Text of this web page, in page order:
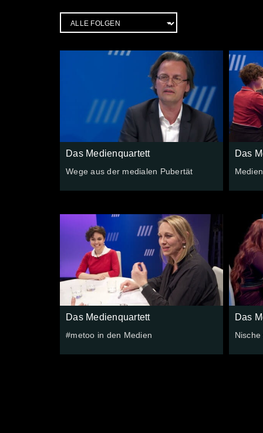
Das Medienquartett
Wege aus der medialen Pubertät
Das
Das Medienquartett
#metoo in den Medien
Das